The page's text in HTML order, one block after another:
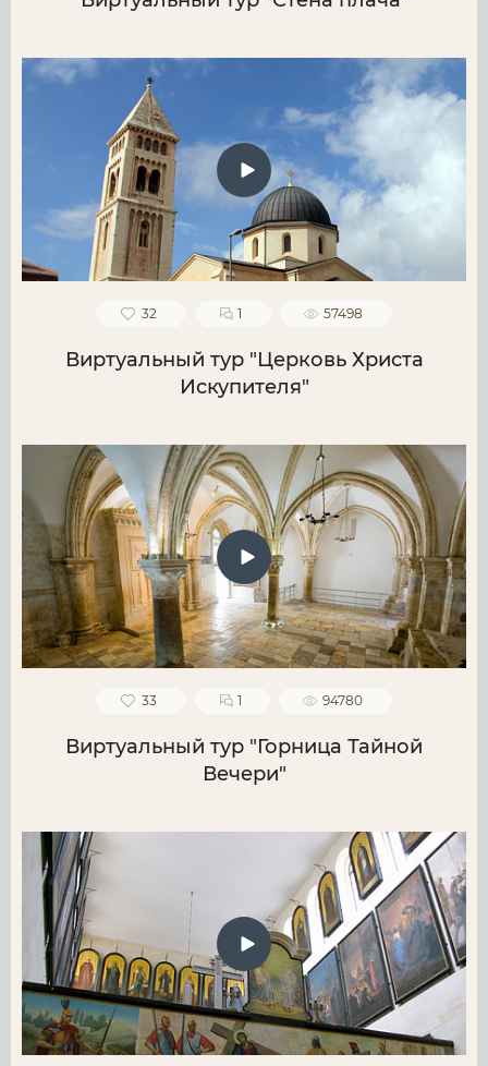
32 1 57498
Виртуальный тур "Церковь Христа
Искупителя"
33 1 94780
Виртуальный тур "Горница Тайной
Вечери"